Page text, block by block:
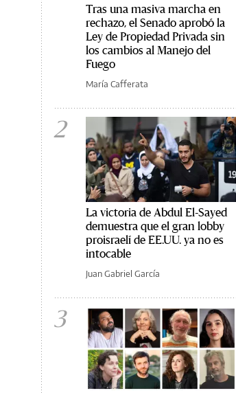
Tras una masiva marcha en
rechazo, el Senado aprobó la
Ley de Propiedad Privada sin
los cambios al Manejo del
Fuego
María Cafferata
2
La victoria de Abdul El-Sayed
demuestra que el gran lobby
proisraelí de EE.UU. ya no es
intocable
Juan Gabriel García
3